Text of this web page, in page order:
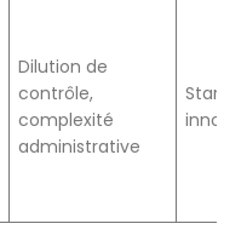
Dilution de
contrôle,
complexité
administrative